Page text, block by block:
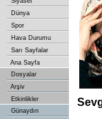
Dünya
Spor
Hava Durumu
Sarı Sayfalar
Ana Sayfa
Dosyalar
Arşiv
Etkinlikler
Günaydın